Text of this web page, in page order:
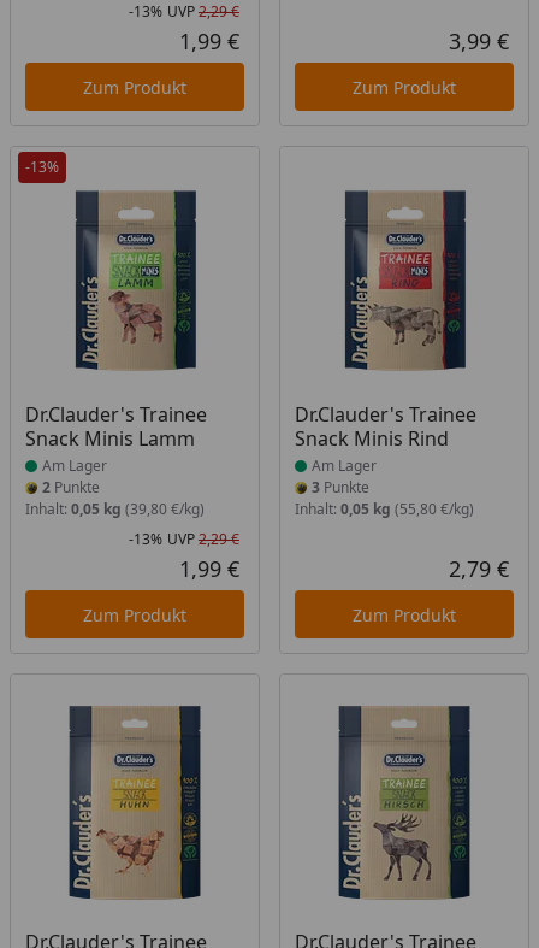
Rabatt in Prozent
-13%
Ursprünglicher Preis
UVP2,29 €
Aktueller Preis
1,99 €
Zum Produkt
3,99 €
Zum Produkt
-13%
Dr.Clauder's Trainee
Snack Minis Lamm
Produkt am Lager
Am Lager
2 Punkte
Inhalt: 0,05 kg (39,80 €/kg)
Rabatt in Prozent
-13%
Ursprünglicher Preis
UVP2,29 €
Aktueller Preis
1,99 €
Zum Produkt
Dr.Clauder's Trainee
Snack Minis Rind
Produkt am Lager
Am Lager
3Punkte
Inhalt: 0,05 kg (55,80 €/kg)
2,79 €
Zum Produkt
Dr.Clauder's Trainee
Produkt am Lager
Dr.Clauder's Trainee
Produkt am Lager